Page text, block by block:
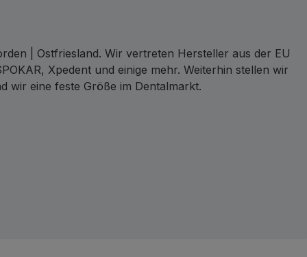
| Ostfriesland. Wir vertreten Hersteller aus der EU
Xpedent und einige mehr. Weiterhin stellen wir
wir eine feste Größe im Dentalmarkt.